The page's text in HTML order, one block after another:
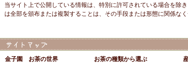
当サイト上で公開している情報は、特別に許可されている場合を除
は全部を頒布または複製することは、その手段または形態に関係なく
金子園 お茶の世界
お茶の種類から選ぶ